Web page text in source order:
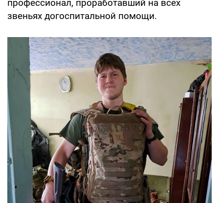
профессионал, проработавший на всех
звеньях догоспитальной помощи.